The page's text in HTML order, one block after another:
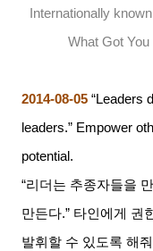
Internationally
What Got
2014-08-05 “Leaders
leaders.” Empower
potential.
“리더는 추종자들을
만든다.” 타인에게 권
발휘할 수 있도록 해